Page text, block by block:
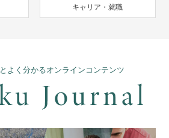
キャリア・就職
よく分かるオンラインコンテンツ